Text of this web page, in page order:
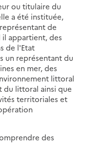
ou titulaire du
a été instituée,
de
appartient, des
de l'Etat
un représentant du
en mer, des
littoral
du littoral ainsi que
territoriales et
des